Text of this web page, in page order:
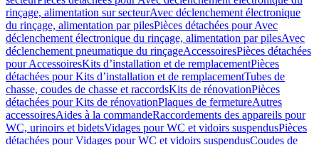
rinçage, alimentation sur secteurAvec déclenchement électronique
du rinçage, alimentation par pilesPièces détachées pour Avec
déclenchement électronique du rinçage, alimentation par pilesAvec
déclenchement pneumatique du rinçageAccessoiresPièces détachées
pour AccessoiresKits d’installation et de remplacementPièces
détachées pour Kits d’installation et de remplacementTubes de
chasse, coudes de chasse et raccordsKits de rénovationPièces
détachées pour Kits de rénovationPlaques de fermetureAutres
accessoiresAides à la commandeRaccordements des appareils pour
WC, urinoirs et bidetsVidages pour WC et vidoirs suspendusPièces
détachées pour Vidages pour WC et vidoirs suspendusCoudes de